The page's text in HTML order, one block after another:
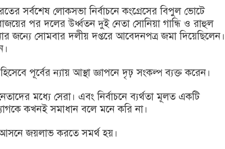
সর্বশেষ লোকসভা নির্বাচনে কংগ্রেসের বিপুল ভোটে
পর দলের উর্ধ্বতন দুই নেতা সোনিয়া গান্ধি ও রাহুল
জন্যে সোমবার দলীয় দপ্তরে আবেদনপত্র জমা দিয়েছিলেন।
পূর্বের ন্যায় আস্থা জ্ঞাপনে দৃঢ় সংকল্প ব্যক্ত করেন।
মধ্যে সেরা। এবং নির্বাচনে ব্যর্থতা মূলত একটি
কখনই সমাধান বলে মনে করি না।
আসনে জয়লাভ করতে সমর্থ হয়।